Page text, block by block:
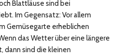
Blattläuse sind bei
Im Gegensatz: Vor allem
Gemüsegarte erheblichen
das Wetter über eine längere
dann sind die kleinen